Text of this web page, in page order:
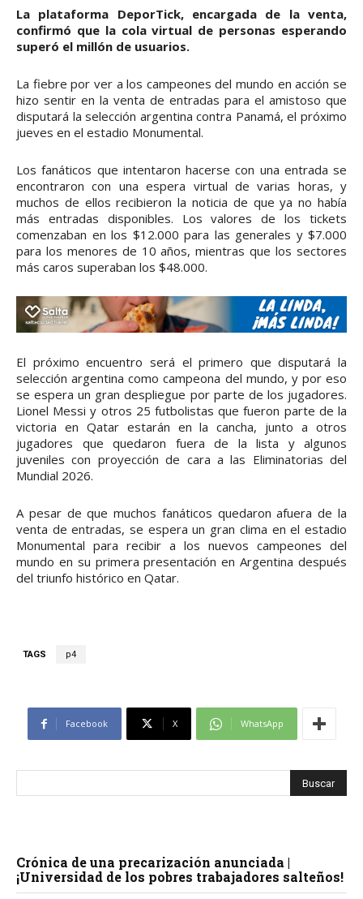
La plataforma DeporTick, encargada de la venta,
confirmó que la cola virtual de personas esperando
superó el millón de usuarios.
La fiebre por ver a los campeones del mundo en acción se
hizo sentir en la venta de entradas para el amistoso que
disputará la selección argentina contra Panamá, el próximo
jueves en el estadio Monumental.
Los fanáticos que intentaron hacerse con una entrada se
encontraron con una espera virtual de varias horas, y
muchos de ellos recibieron la noticia de que ya no había
más entradas disponibles. Los valores de los tickets
comenzaban en los $12.000 para las generales y $7.000
para los menores de 10 años, mientras que los sectores
más caros superaban los $48.000.
El próximo encuentro será el primero que disputará la
selección argentina como campeona del mundo, y por eso
se espera un gran despliegue por parte de los jugadores.
Lionel Messi y otros 25 futbolistas que fueron parte de la
victoria en Qatar estarán en la cancha, junto a otros
jugadores que quedaron fuera de la lista y algunos
juveniles con proyección de cara a las Eliminatorias del
Mundial 2026.
A pesar de que muchos fanáticos quedaron afuera de la
venta de entradas, se espera un gran clima en el estadio
Monumental para recibir a los nuevos campeones del
mundo en su primera presentación en Argentina después
del triunfo histórico en Qatar.
TAGS p4
Facebook X WhatsApp
Crónica de una precarización anunciada |
¡Universidad de los pobres trabajadores salteños!